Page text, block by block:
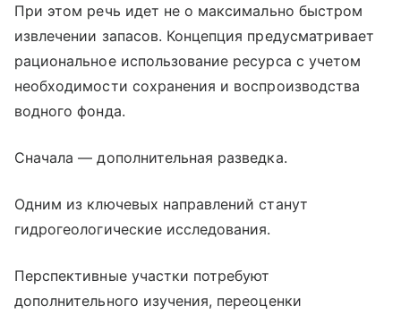
При этом речь идет не о максимально быстром
извлечении запасов. Концепция предусматривает
рациональное использование ресурса с учетом
необходимости сохранения и воспроизводства
водного фонда.
Сначала — дополнительная разведка.
Одним из ключевых направлений станут
гидрогеологические исследования.
Перспективные участки потребуют
дополнительного изучения, переоценки